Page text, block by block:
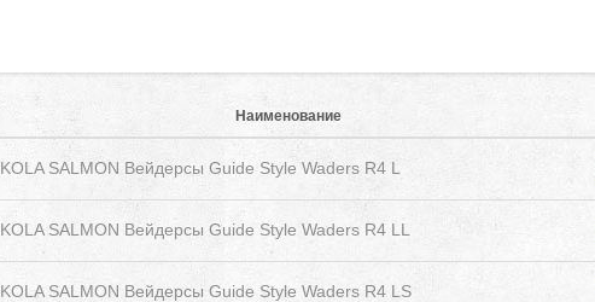
Наименование
KOLA SALMON Вейдерсы Guide Style Waders R4 L
KOLA SALMON Вейдерсы Guide Style Waders R4 LL
KOLA SALMON Вейдерсы Guide Style Waders R4 LS